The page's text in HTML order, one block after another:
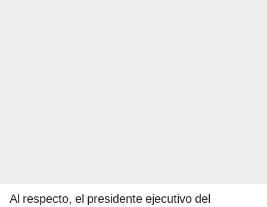
Al respecto, el presidente ejecutivo del